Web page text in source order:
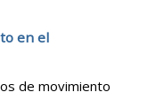
en el
de movimiento